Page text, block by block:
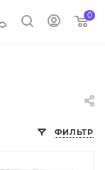
0
ФИЛЬТР